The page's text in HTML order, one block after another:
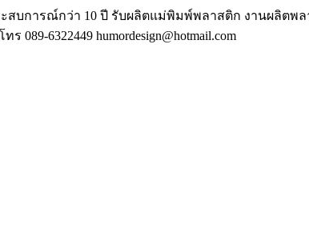
บการณ์กว่า 10 ปี รับผลิตแม่พิมพ์พลาสติก งานผลิตพ
6322449 humordesign@hotmail.com